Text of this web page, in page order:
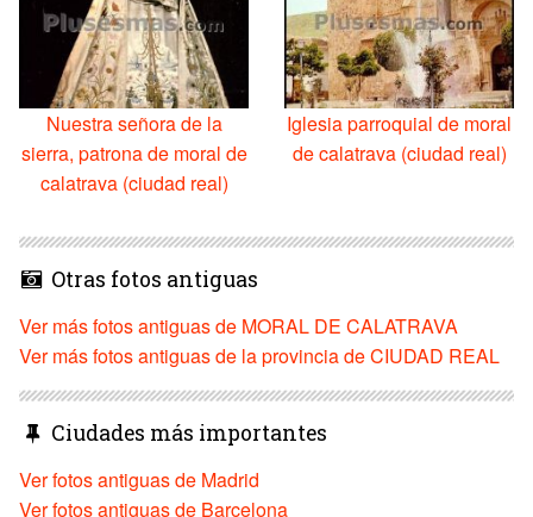
Nuestra señora de la
sierra, patrona de moral de
calatrava (ciudad real)
Iglesia parroquial de moral
de calatrava (ciudad real)
Otras fotos antiguas
Ver más fotos antiguas de MORAL DE CALATRAVA
Ver más fotos antiguas de la provincia de CIUDAD REAL
Ciudades más importantes
Ver fotos antiguas de Madrid
Ver fotos antiguas de Barcelona